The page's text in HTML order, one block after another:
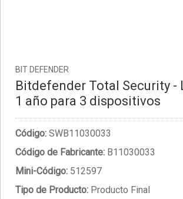
BIT DEFENDER
Bitdefender Total Security -
1 año para 3 dispositivos
Código: SWB11030033
Código de Fabricante: B11030033
Mini-Código: 512597
Tipo de Producto: Producto Final